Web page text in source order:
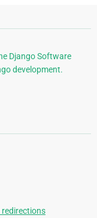
Django Software
development.